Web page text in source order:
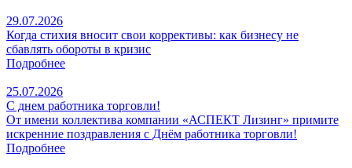
29.07.2026
Когда стихия вносит свои коррективы: как бизнесу не
сбавлять обороты в кризис
Подробнее
25.07.2026
С днем работника торговли!
От имени коллектива компании «АСПЕКТ Лизинг» примите
искренние поздравления с Днём работника торговли!
Подробнее